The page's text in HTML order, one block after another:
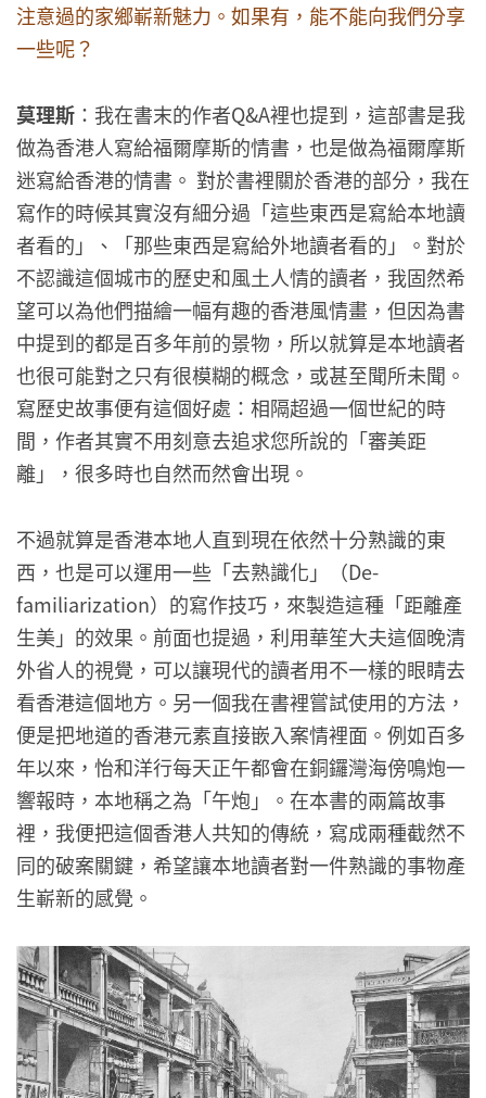
注意過的家鄉嶄新魅力。如果有，能不能向我們分享
一些呢？
莫理斯 ：我在書末的作者Q&A裡也提到，這部書是我
做為香港人寫給福爾摩斯的情書，也是做為福爾摩斯
迷寫給香港的情書。 對於書裡關於香港的部分，我在
寫作的時候其實沒有細分過「這些東西是寫給本地讀
者看的」、「那些東西是寫給外地讀者看的」。對於
不認識這個城市的歷史和風土人情的讀者，我固然希
望可以為他們描繪一幅有趣的香港風情畫，但因為書
中提到的都是百多年前的景物，所以就算是本地讀者
也很可能對之只有很模糊的概念，或甚至聞所未聞。
寫歷史故事便有這個好處：相隔超過一個世紀的時
間，作者其實不用刻意去追求您所說的「審美距
離」，很多時也自然而然會出現。
不過就算是香港本地人直到現在依然十分熟識的東
西，也是可以運用一些「去熟識化」（De-
familiarization）的寫作技巧，來製造這種「距離產
生美」的效果。前面也提過，利用華笙大夫這個晚清
外省人的視覺，可以讓現代的讀者用不一樣的眼睛去
看香港這個地方。另一個我在書裡嘗試使用的方法，
便是把地道的香港元素直接嵌入案情裡面。例如百多
年以來，怡和洋行每天正午都會在銅鑼灣海傍鳴炮一
響報時，本地稱之為「午炮」。在本書的兩篇故事
裡，我便把這個香港人共知的傳統，寫成兩種截然不
同的破案關鍵，希望讓本地讀者對一件熟識的事物產
生嶄新的感覺。